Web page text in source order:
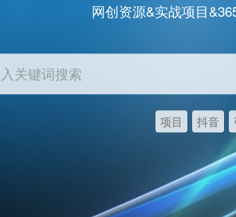
网创资源&实战项目
关键词搜索
项目 抖音